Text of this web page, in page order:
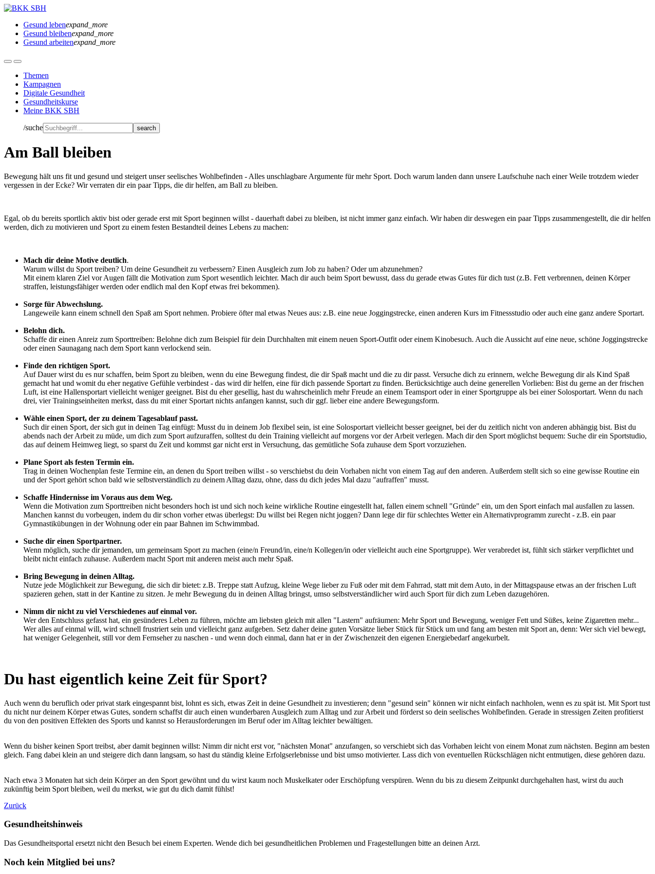
Gesund lebenexpand_more
Gesund bleibenexpand_more
Gesund arbeitenexpand_more
Themen
Kampagnen
Digitale Gesundheit
Gesundheitskurse
Meine BKK SBH
/suche
Am Ball bleiben
Bewegung hält uns fit und gesund und steigert unser seelisches Wohlbefinden - Alles unschlagbare Argumente für mehr Sport. Doch warum landen dann unsere Laufschuhe nach einer Weile trotzdem wieder
vergessen in der Ecke? Wir verraten dir ein paar Tipps, die dir helfen, am Ball zu bleiben.
Egal, ob du bereits sportlich aktiv bist oder gerade erst mit Sport beginnen willst - dauerhaft dabei zu bleiben, ist nicht immer ganz einfach. Wir haben dir deswegen ein paar Tipps zusammengestellt, die dir helfen
werden, dich zu motivieren und Sport zu einem festen Bestandteil deines Lebens zu machen:
Mach dir deine Motive deutlich.
Warum willst du Sport treiben? Um deine Gesundheit zu verbessern? Einen Ausgleich zum Job zu haben? Oder um abzunehmen?
Mit einem klaren Ziel vor Augen fällt die Motivation zum Sport wesentlich leichter. Mach dir auch beim Sport bewusst, dass du gerade etwas Gutes für dich tust (z.B. Fett verbrennen, deinen Körper
straffen, leistungsfähiger werden oder endlich mal den Kopf etwas frei bekommen).
Sorge für Abwechslung.
Langeweile kann einem schnell den Spaß am Sport nehmen. Probiere öfter mal etwas Neues aus: z.B. eine neue Joggingstrecke, einen anderen Kurs im Fitnessstudio oder auch eine ganz andere Sportart.
Belohn dich.
Schaffe dir einen Anreiz zum Sporttreiben: Belohne dich zum Beispiel für dein Durchhalten mit einem neuen Sport-Outfit oder einem Kinobesuch. Auch die Aussicht auf eine neue, schöne Joggingstrecke
oder einen Saunagang nach dem Sport kann verlockend sein.
Finde den richtigen Sport.
Auf Dauer wirst du es nur schaffen, beim Sport zu bleiben, wenn du eine Bewegung findest, die dir Spaß macht und die zu dir passt. Versuche dich zu erinnern, welche Bewegung dir als Kind Spaß
gemacht hat und womit du eher negative Gefühle verbindest - das wird dir helfen, eine für dich passende Sportart zu finden. Berücksichtige auch deine generellen Vorlieben: Bist du gerne an der frischen
Luft, ist eine Hallensportart vielleicht weniger geeignet. Bist du eher gesellig, hast du wahrscheinlich mehr Freude an einem Teamsport oder in einer Sportgruppe als bei einer Solosportart. Wenn du nach
drei, vier Trainingseinheiten merkst, dass du mit einer Sportart nichts anfangen kannst, such dir ggf. lieber eine andere Bewegungsform.
Wähle einen Sport, der zu deinem Tagesablauf passt.
Such dir einen Sport, der sich gut in deinen Tag einfügt: Musst du in deinem Job flexibel sein, ist eine Solosportart vielleicht besser geeignet, bei der du zeitlich nicht von anderen abhängig bist. Bist du
abends nach der Arbeit zu müde, um dich zum Sport aufzuraffen, solltest du dein Training vielleicht auf morgens vor der Arbeit verlegen. Mach dir den Sport möglichst bequem: Suche dir ein Sportstudio,
das auf deinem Heimweg liegt, so sparst du Zeit und kommst gar nicht erst in Versuchung, das gemütliche Sofa zuhause dem Sport vorzuziehen.
Plane Sport als festen Termin ein.
Trag in deinen Wochenplan feste Termine ein, an denen du Sport treiben willst - so verschiebst du dein Vorhaben nicht von einem Tag auf den anderen. Außerdem stellt sich so eine gewisse Routine ein
und der Sport gehört schon bald wie selbstverständlich zu deinem Alltag dazu, ohne, dass du dich jedes Mal dazu "aufraffen" musst.
Schaffe Hindernisse im Voraus aus dem Weg.
Wenn die Motivation zum Sporttreiben nicht besonders hoch ist und sich noch keine wirkliche Routine eingestellt hat, fallen einem schnell "Gründe" ein, um den Sport einfach mal ausfallen zu lassen.
Manchen kannst du vorbeugen, indem du dir schon vorher etwas überlegst: Du willst bei Regen nicht joggen? Dann lege dir für schlechtes Wetter ein Alternativprogramm zurecht - z.B. ein paar
Gymnastikübungen in der Wohnung oder ein paar Bahnen im Schwimmbad.
Suche dir einen Sportpartner.
Wenn möglich, suche dir jemanden, um gemeinsam Sport zu machen (eine/n Freund/in, eine/n Kollegen/in oder vielleicht auch eine Sportgruppe). Wer verabredet ist, fühlt sich stärker verpflichtet und
bleibt nicht einfach zuhause. Außerdem macht Sport mit anderen meist auch mehr Spaß.
Bring Bewegung in deinen Alltag.
Nutze jede Möglichkeit zur Bewegung, die sich dir bietet: z.B. Treppe statt Aufzug, kleine Wege lieber zu Fuß oder mit dem Fahrrad, statt mit dem Auto, in der Mittagspause etwas an der frischen Luft
spazieren gehen, statt in der Kantine zu sitzen. Je mehr Bewegung du in deinen Alltag bringst, umso selbstverständlicher wird auch Sport für dich zum Leben dazugehören.
Nimm dir nicht zu viel Verschiedenes auf einmal vor.
Wer den Entschluss gefasst hat, ein gesünderes Leben zu führen, möchte am liebsten gleich mit allen "Lastern" aufräumen: Mehr Sport und Bewegung, weniger Fett und Süßes, keine Zigaretten mehr...
Wer alles auf einmal will, wird schnell frustriert sein und vielleicht ganz aufgeben. Setz daher deine guten Vorsätze lieber Stück für Stück um und fang am besten mit Sport an, denn: Wer sich viel bewegt,
hat weniger Gelegenheit, still vor dem Fernseher zu naschen - und wenn doch einmal, dann hat er in der Zwischenzeit den eigenen Energiebedarf angekurbelt.
Du hast eigentlich keine Zeit für Sport?
Auch wenn du beruflich oder privat stark eingespannt bist, lohnt es sich, etwas Zeit in deine Gesundheit zu investieren; denn "gesund sein" können wir nicht einfach nachholen, wenn es zu spät ist. Mit Sport tust
du nicht nur deinem Körper etwas Gutes, sondern schaffst dir auch einen wunderbaren Ausgleich zum Alltag und zur Arbeit und förderst so dein seelisches Wohlbefinden. Gerade in stressigen Zeiten profitierst
du von den positiven Effekten des Sports und kannst so Herausforderungen im Beruf oder im Alltag leichter bewältigen.
Wenn du bisher keinen Sport treibst, aber damit beginnen willst: Nimm dir nicht erst vor, "nächsten Monat" anzufangen, so verschiebt sich das Vorhaben leicht von einem Monat zum nächsten. Beginn am besten
gleich. Fang dabei klein an und steigere dich dann langsam, so hast du ständig kleine Erfolgserlebnisse und bist umso motivierter. Lass dich von eventuellen Rückschlägen nicht entmutigen, diese gehören dazu.
Nach etwa 3 Monaten hat sich dein Körper an den Sport gewöhnt und du wirst kaum noch Muskelkater oder Erschöpfung verspüren. Wenn du bis zu diesem Zeitpunkt durchgehalten hast, wirst du auch
zukünftig beim Sport bleiben, weil du merkst, wie gut du dich damit fühlst!
Zurück
Gesundheitshinweis
Das Gesundheitsportal ersetzt nicht den Besuch bei einem Experten. Wende dich bei gesundheitlichen Problemen und Fragestellungen bitte an deinen Arzt.
Noch kein Mitglied bei uns?